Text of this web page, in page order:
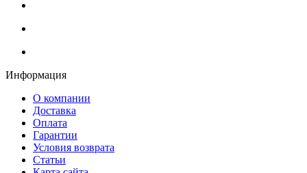
Информация
О компании
Доставка
Оплата
Гарантии
Условия возврата
Статьи